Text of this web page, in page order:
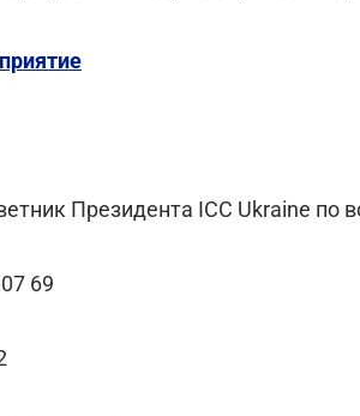
Президента ICC Ukraine по
69